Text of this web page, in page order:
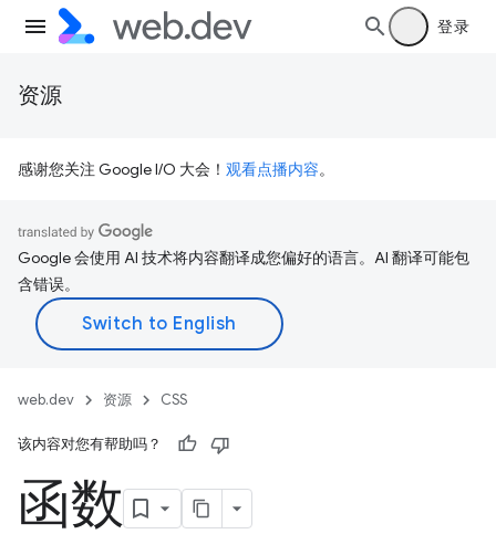
登录
资源
感谢您关注 Google I/O 大会！ 观看点播内容。
Google 会使用 AI 技术将内容翻译成您偏好的语言。AI 翻译可能包
含错误。
web.dev 资源 CSS
该内容对您有帮助吗？
函数